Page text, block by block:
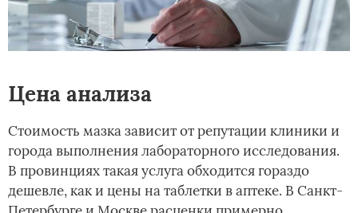
Цена анализа
Стоимость мазка зависит от репутации клиники и
города выполнения лабораторного исследования.
В провинциях такая услуга обходится гораздо
дешевле, как и цены на таблетки в аптеке. В Санкт-